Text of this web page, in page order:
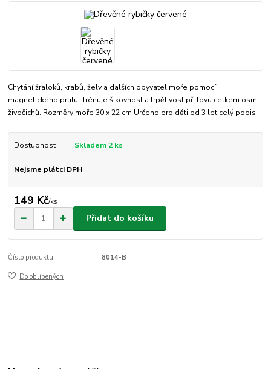
Chytání žraloků, krabů, želv a dalších obyvatel moře pomocí
magnetického prutu. Trénuje šikovnost a trpělivost při lovu celkem osmi
živočichů. Rozměry moře 30 x 22 cm Určeno pro děti od 3 let celý popis
Dostupnost Skladem 2 ks
Nejsme plátci DPH
149 Kč/ks
Přidat do košíku
Číslo produktu: 8014-B
Do oblíbených